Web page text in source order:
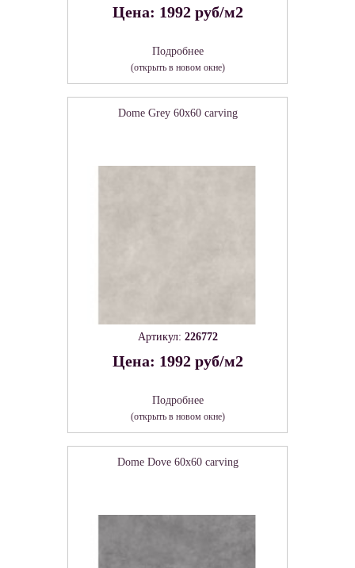
Цена: 1992 руб/м2
Подробнее
(открыть в новом окне)
Dome Grey 60х60 carving
Артикул: 226772
Цена: 1992 руб/м2
Подробнее
(открыть в новом окне)
Dome Dove 60х60 carving